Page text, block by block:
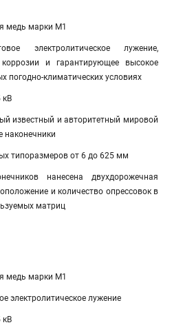
медь марки М1
электролитическое лужение,
и гарантирующее высокое
погодно-климатических условиях
кВ
известный и авторитетный мировой
наконечники
типоразмеров от 6 до 625 мм
нанесена двухдорожечная
и количество опрессовок в
матриц
медь марки М1
электролитическое лужение
кВ